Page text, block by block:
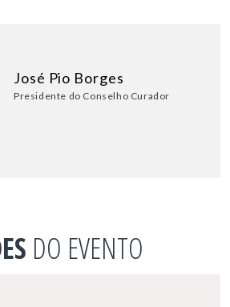
José Pio Borges
Presidente do Conselho Curador
DO EVENTO